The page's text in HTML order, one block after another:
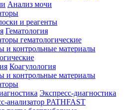
Анализ мочи
и реагенты
Гематология
гематологические
и контрольные материалы
Коагулология
и контрольные материалы
Экспресс-диагностика
анализатор PATHFAST